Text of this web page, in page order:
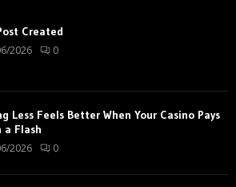
Created
2026 0
Less Feels Better When Your Casino Pays
a Flash
2026 0